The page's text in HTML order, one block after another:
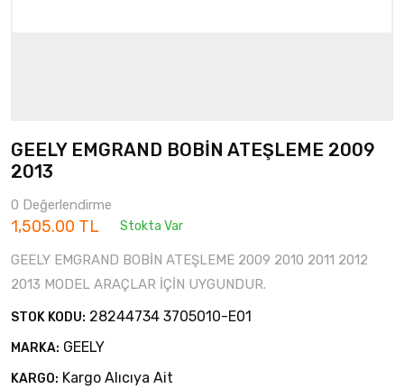
GEELY EMGRAND BOBİN ATEŞLEME 2009
2013
0 Değerlendirme
1,505.00 TL Stokta Var
GEELY EMGRAND BOBİN ATEŞLEME 2009 2010 2011 2012
2013 MODEL ARAÇLAR İÇİN UYGUNDUR.
STOK KODU: 28244734 3705010-E01
MARKA: GEELY
KARGO: Kargo Alıcıya Ait